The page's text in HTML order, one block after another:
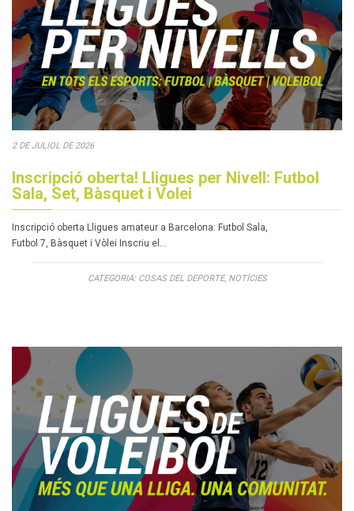
2 DE JULIOL DE 2026
Inscripció oberta! Lligues per Nivell: Futbol
Sala, Set, Bàsquet i Volei
Inscripció oberta Lligues amateur a Barcelona: Futbol Sala,
Futbol 7, Bàsquet i Vòlei Inscriu el…
CATEGORIA: COSAS DEL DEPORTE, NOTÍCIES